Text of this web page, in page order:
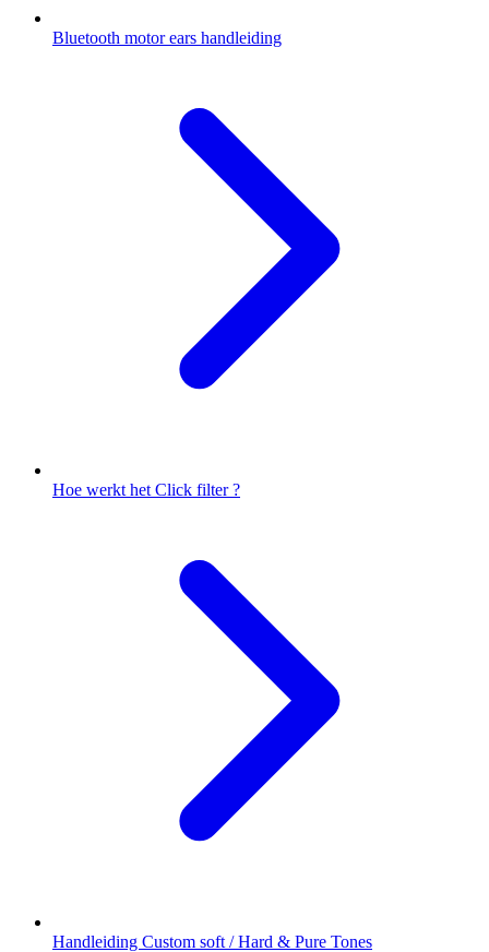
Bluetooth motor ears handleiding
Hoe werkt het Click filter ?
Handleiding Custom soft / Hard & Pure Tones